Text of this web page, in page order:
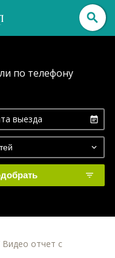
по телефону
Видео отчет с